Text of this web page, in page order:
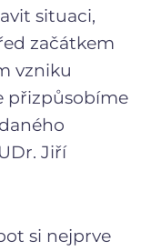
situaci,
začátkem
vzniku
přizpůsobíme
Jiří
si nejprve